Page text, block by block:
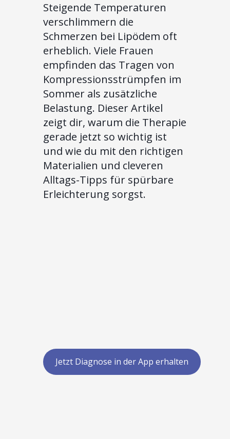
Steigende Temperaturen
verschlimmern die
Schmerzen bei Lipödem oft
erheblich. Viele Frauen
empfinden das Tragen von
Kompressionsstrümpfen im
Sommer als zusätzliche
Belastung. Dieser Artikel
zeigt dir, warum die Therapie
gerade jetzt so wichtig ist
und wie du mit den richtigen
Materialien und cleveren
Alltags-Tipps für spürbare
Erleichterung sorgst.
Jetzt Diagnose in der App erhalten